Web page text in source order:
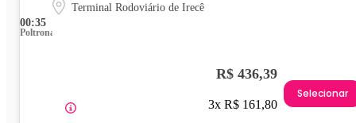
00:35
Terminal Rodoviário de Irecê
Poltrona
R$ 436,39
3x R$ 161,80
Selecionar